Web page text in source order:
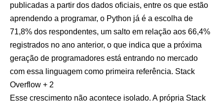
publicadas a partir dos dados oficiais, entre os que estão
aprendendo a programar, o Python já é a escolha de
71,8% dos respondentes, um salto em relação aos 66,4%
registrados no ano anterior, o que indica que a próxima
geração de programadores está entrando no mercado
com essa linguagem como primeira referência. Stack
Overflow + 2
Esse crescimento não acontece isolado. A própria Stack